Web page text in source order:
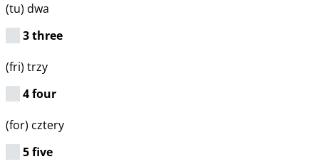
(tu) dwa
3 three
(fri) trzy
4 four
(for) cztery
5 five